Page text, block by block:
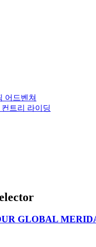
어드벤쳐
트리 라이딩
GLOBAL